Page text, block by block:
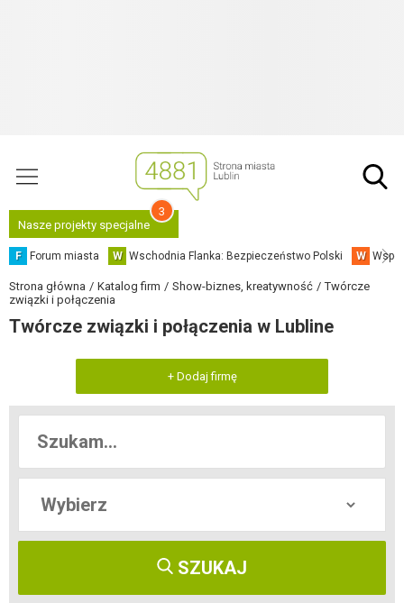
Nasze projekty specjalne
3
F Forum miasta W Wschodnia Flanka: Bezpieczeństwo Polski W
Strona główna Katalog firm Show-biznes, kreatywność
Twórcze
związki i połączenia
Twórcze związki i połączenia w Lubline
+ Dodaj firmę
SZUKAJ